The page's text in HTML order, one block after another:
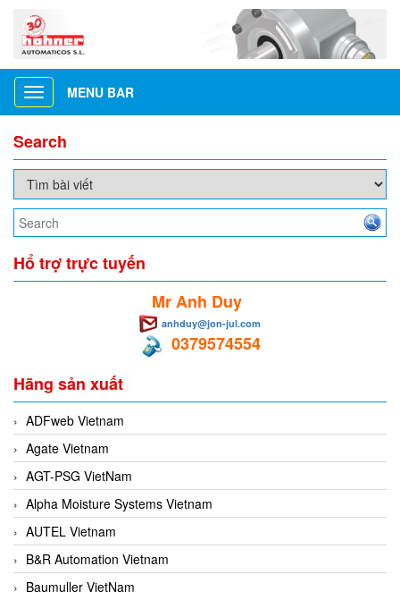
Toggle
navigation
MENU BAR
Search
Hổ trợ trực tuyến
Mr Anh Duy
anhduy@jon-jul.com
0379574554
Hãng sản xuất
ADFweb Vietnam
Agate Vietnam
AGT-PSG VietNam
Alpha Moisture Systems Vietnam
AUTEL Vietnam
B&R Automation Vietnam
Baumuller VietNam